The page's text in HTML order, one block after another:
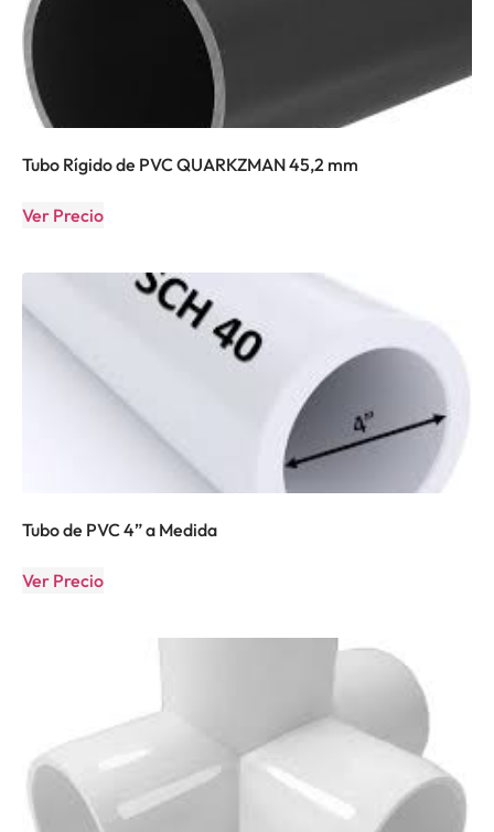
Tubo Rígido de PVC QUARKZMAN 45,2 mm
Ver Precio
Tubo de PVC 4” a Medida
Ver Precio